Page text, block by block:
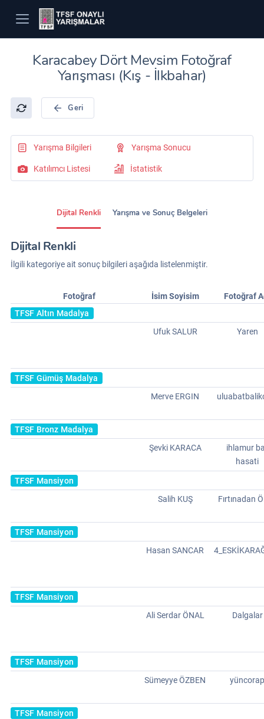
Karacabey Dört Mevsim Fotoğraf
Yarışması (Kış - İlkbahar)
Geri
Yarışma Bilgileri Yarışma Sonucu
Katılımcı Listesi İstatistik
Dijital Renkli Yarışma ve Sonuç Belgeleri
Dijital Renkli
İlgili kategoriye ait sonuç bilgileri aşağıda listelenmiştir.
Fotoğraf İsim Soyisim
Fotoğraf
TFSF Altın Madalya
Ufuk SALUR
Yaren
TFSF Gümüş Madalya
Merve ERGIN
TFSF Bronz Madalya
Şevki KARACA
ihlamur
hasati
TFSF Mansiyon
Salih KUŞ
Fırtınadan
TFSF Mansiyon
Hasan SANCAR
TFSF Mansiyon
Ali Serdar ÖNAL
Dalgalar
TFSF Mansiyon
Sümeyye ÖZBEN
yüncorap
TFSF Mansiyon